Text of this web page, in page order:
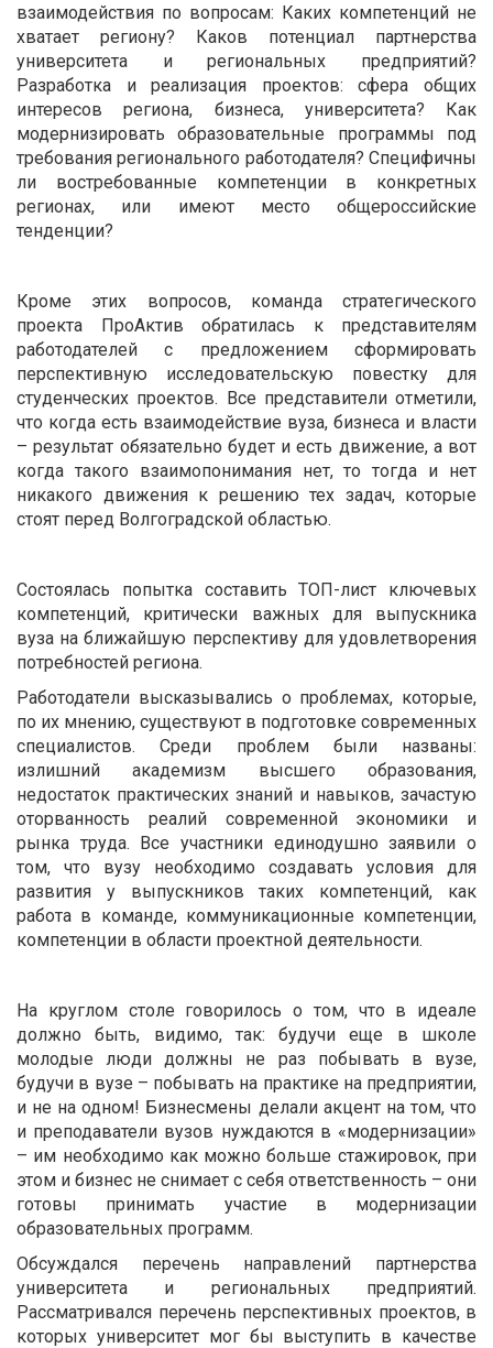
взаимодействия по вопросам: Каких компетенций не
хватает региону? Каков потенциал партнерства
университета и региональных предприятий?
Разработка и реализация проектов: сфера общих
интересов региона, бизнеса, университета? Как
модернизировать образовательные программы под
требования регионального работодателя? Специфичны
ли востребованные компетенции в конкретных
регионах, или имеют место общероссийские
тенденции?
Кроме этих вопросов, команда стратегического
проекта ПроАктив обратилась к представителям
работодателей с предложением сформировать
перспективную исследовательскую повестку для
студенческих проектов. Все представители отметили,
что когда есть взаимодействие вуза, бизнеса и власти
– результат обязательно будет и есть движение, а вот
когда такого взаимопонимания нет, то тогда и нет
никакого движения к решению тех задач, которые
стоят перед Волгоградской областью.
Состоялась попытка составить ТОП-лист ключевых
компетенций, критически важных для выпускника
вуза на ближайшую перспективу для удовлетворения
потребностей региона.
Работодатели высказывались о проблемах, которые,
по их мнению, существуют в подготовке современных
специалистов. Среди проблем были названы:
излишний академизм высшего образования,
недостаток практических знаний и навыков, зачастую
оторванность реалий современной экономики и
рынка труда. Все участники единодушно заявили о
том, что вузу необходимо создавать условия для
развития у выпускников таких компетенций, как
работа в команде, коммуникационные компетенции,
компетенции в области проектной деятельности.
На круглом столе говорилось о том, что в идеале
должно быть, видимо, так: будучи еще в школе
молодые люди должны не раз побывать в вузе,
будучи в вузе – побывать на практике на предприятии,
и не на одном! Бизнесмены делали акцент на том, что
и преподаватели вузов нуждаются в «модернизации»
– им необходимо как можно больше стажировок, при
этом и бизнес не снимает с себя ответственность – они
готовы принимать участие в модернизации
образовательных программ.
Обсуждался перечень направлений партнерства
университета и региональных предприятий.
Рассматривался перечень перспективных проектов, в
которых университет мог бы выступить в качестве